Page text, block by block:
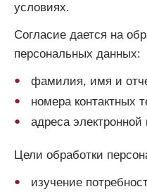
условиях.
Согласие дается на
персональных данных:
фамилия, имя и
номера контактных
адреса электронной
Цели обработки
изучение